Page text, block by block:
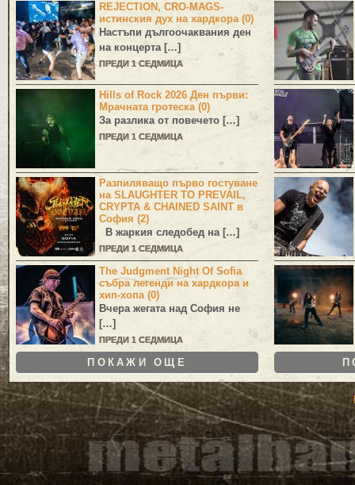
REJECTION, CRO-MAGS-
истинския дух на хардкора (0)
Настъпи дългоочаквания ден
на концерта […]
ПРЕДИ 1 СЕДМИЦА
Hills of Rock 2026 Ден първи:
Мрачната гротеска (0)
За разлика от повечето […]
ПРЕДИ 1 СЕДМИЦА
Разпиляващо първо гостуване
на SLAUGHTER TO PREVAIL,
CRYPTA & CHAINED SAINT в
София (2)
В жаркия следобед на […]
ПРЕДИ 1 СЕДМИЦА
The Judgment Night Of Sofia
събра легенди на хардкора и
хип-хопа (0)
Вчера жегата над София не
[…]
ПРЕДИ 1 СЕДМИЦА
ПОКАЖИ ОЩЕ